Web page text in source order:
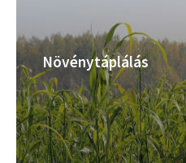
Növénytáplálás